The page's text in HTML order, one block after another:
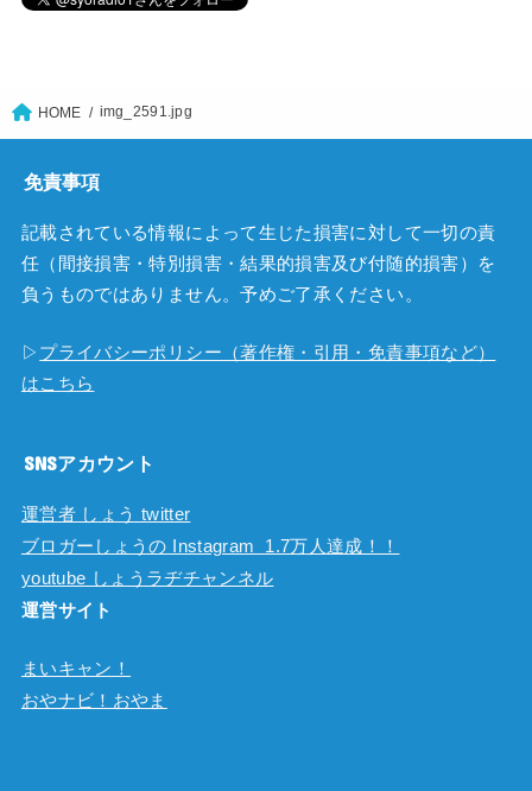
HOME img_2591.jpg
免責事項
記載されている情報によって生じた損害に対して一切の責
任（間接損害・特別損害・結果的損害及び付随的損害）を
負うものではありません。予めご了承ください。
▷ プライバシーポリシー（著作権・引用・免責事項など）
はこちら
SNSアカウント
運営者 しょう twitter
ブロガーしょうの Instagram 1.7万人達成！！
youtube しょうラヂチャンネル
運営サイト
まいキャン！
おやナビ！おやま